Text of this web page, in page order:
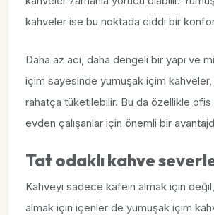
kahveler ise bu noktada ciddi bir
Daha az acı, daha dengeli bir yapı ve
içim sayesinde yumuşak içim
rahatça tüketilebilir. Bu da özellikle ofis
evden çalışanlar için önemli bir
Tat odaklı kahve
Kahveyi sadece kafein almak için
almak için içenler de yumuşak içim